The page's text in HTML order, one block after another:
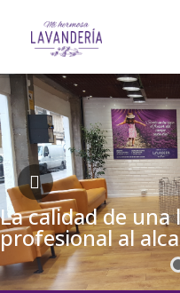
La calidad de una
profesional al